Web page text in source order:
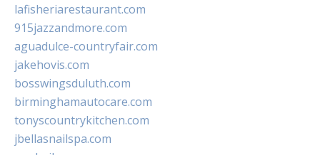
lafisheriarestaurant.com
915jazzandmore.com
aguadulce-countryfair.com
jakehovis.com
bosswingsduluth.com
birminghamautocare.com
tonyscountrykitchen.com
jbellasnailspa.com